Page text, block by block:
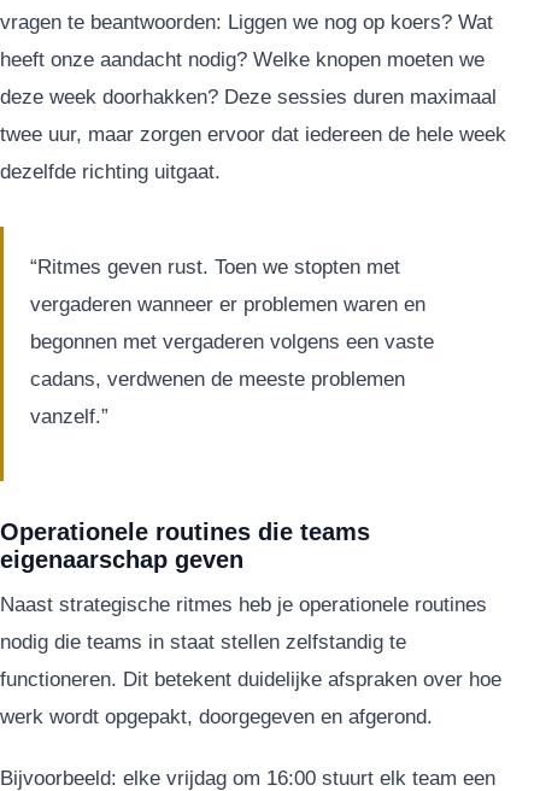
vragen te beantwoorden: Liggen we nog op koers? Wat
heeft onze aandacht nodig? Welke knopen moeten we
deze week doorhakken? Deze sessies duren maximaal
twee uur, maar zorgen ervoor dat iedereen de hele week
dezelfde richting uitgaat.
“Ritmes geven rust. Toen we stopten met
vergaderen wanneer er problemen waren en
begonnen met vergaderen volgens een vaste
cadans, verdwenen de meeste problemen
vanzelf.”
Operationele routines die teams
eigenaarschap geven
Naast strategische ritmes heb je operationele routines
nodig die teams in staat stellen zelfstandig te
functioneren. Dit betekent duidelijke afspraken over hoe
werk wordt opgepakt, doorgegeven en afgerond.
Bijvoorbeeld: elke vrijdag om 16:00 stuurt elk team een